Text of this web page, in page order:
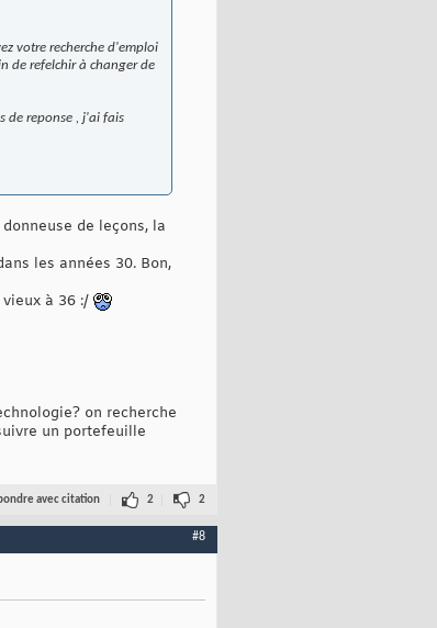
votre recherche d'emploi
de refelchir à changer de
de reponse , j'ai fais
de leçons, la
les années 30. Bon,
à 36 :/
on recherche
un portefeuille
avec citation 2 2
#8